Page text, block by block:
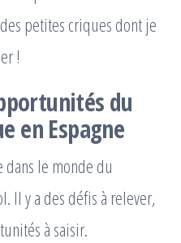
petites criques dont je
!
du
en Espagne
dans le monde du
Il y a des défis à relever,
à saisir.